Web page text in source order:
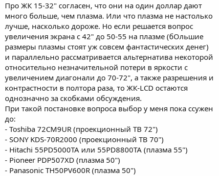
Про ЖК 15-32" cогласен, что они на один доллар дают
много больше, чем плазма. Или что плазма не настолько
лучше, насколько дороже. Но если решается вопрос
увеличения экрана с 42" до 50-55 на плазме (бОльшие
размеры плазмы стоят уж совсем фантастических денег)
и параллельно рассматривается альтернатива некоторой
относительно незначительной потери в яркости с
увеличением диагонали до 70-72", а также разрешения и
контрастности в полтора раза, то ЖК-LCD остаются
однозначно за скобками обсуждения.
При такой постановке вопроса выбор у меня пока ссужен
до:
- Toshiba 72CM9UR (проекционный ТВ 72")
- SONY KDS-70R2000 (проекционный ТВ 70")
- Hitachi 55PD5000TA или 55PD8800TA (плазма 55")
- Pioneer PDP507XD (плазма 50")
- Panasonic TH50PV600R (плазма 50")